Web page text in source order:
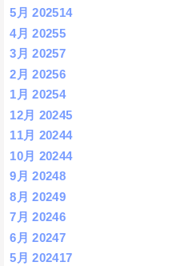
5月 202514
4月 20255
3月 20257
2月 20256
1月 20254
12月 20245
11月 20244
10月 20244
9月 20248
8月 20249
7月 20246
6月 20247
5月 202417